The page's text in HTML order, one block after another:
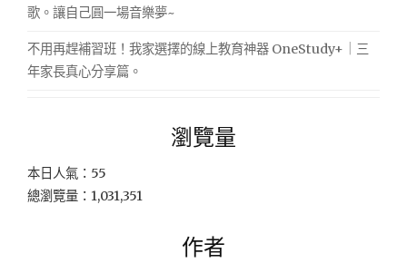
歌。讓自己圓一場音樂夢~
不用再趕補習班！我家選擇的線上教育神器 OneStudy+｜三
年家長真心分享篇。
瀏覽量
本日人氣：55
總瀏覽量：1,031,351
作者